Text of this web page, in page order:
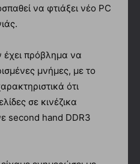
να φτιάξει νέο PC
έχει πρόβλημα να
μνήμες, με το
ότι
σε κινέζικα
second hand DDR3